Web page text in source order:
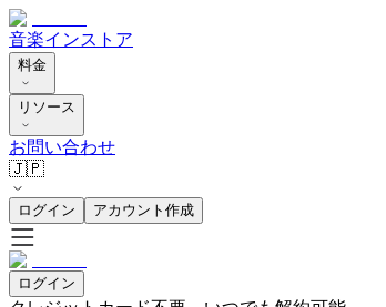
音楽インストア
料金
リソース
お問い合わせ
🇯🇵
ログイン アカウント作成
ログイン